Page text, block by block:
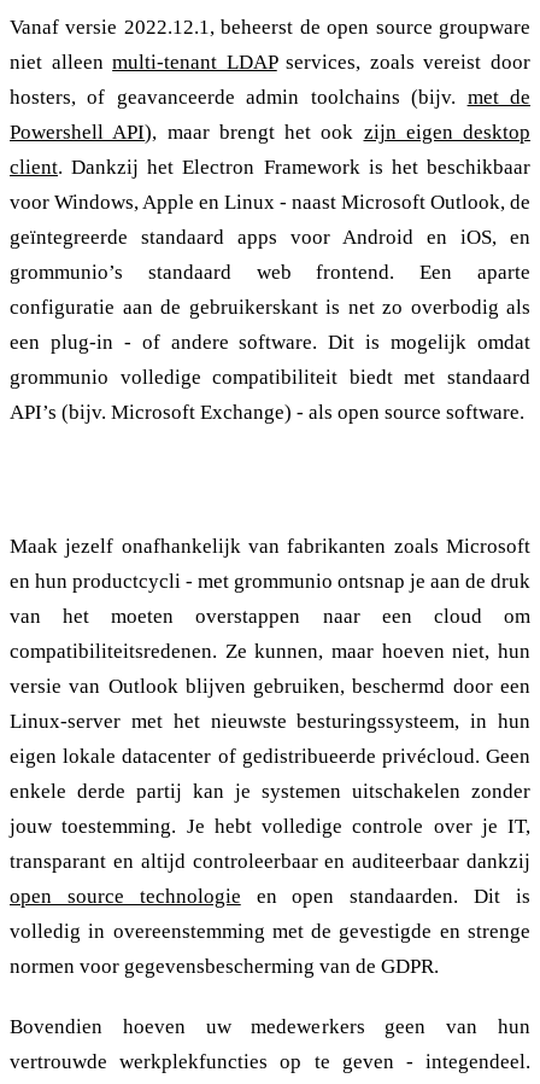
Vanaf versie 2022.12.1, beheerst de open source groupware
niet alleenmulti-tenant LDAPservices, zoals vereist door
hosters, of geavanceerde admin toolchains (bijv. met de
Powershell API), maar brengt het ook zijn eigen desktop
client. Dankzij het Electron Framework is het beschikbaar
voor Windows, Apple en Linux - naast Microsoft Outlook, de
geïntegreerde standaard apps voor Android en iOS, en
grommunio’s standaard web frontend. Een aparte
configuratie aan de gebruikerskant is net zo overbodig als
een plug-in - of andere software. Dit is mogelijk omdat
grommunio volledige compatibiliteit biedt met standaard
API’s (bijv. Microsoft Exchange) - als open source software.
Maak jezelf onafhankelijk van fabrikanten zoals Microsoft
en hun productcycli - met grommunio ontsnap je aan de druk
van het moeten overstappen naar een cloud om
compatibiliteitsredenen. Ze kunnen, maar hoeven niet, hun
versie van Outlook blijven gebruiken, beschermd door een
Linux-server met het nieuwste besturingssysteem, in hun
eigen lokale datacenter of gedistribueerde privécloud. Geen
enkele derde partij kan je systemen uitschakelen zonder
jouw toestemming. Je hebt volledige controle over je IT,
transparant en altijd controleerbaar en auditeerbaar dankzij
open source technologie en open standaarden. Dit is
volledig in overeenstemming met de gevestigde en strenge
normen voor gegevensbescherming van de GDPR.
Bovendien hoeven uw medewerkers geen van hun
vertrouwde werkplekfuncties op te geven - integendeel.